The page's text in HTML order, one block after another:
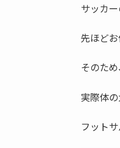
サッカ
先ほど
そのた
実際体
フット